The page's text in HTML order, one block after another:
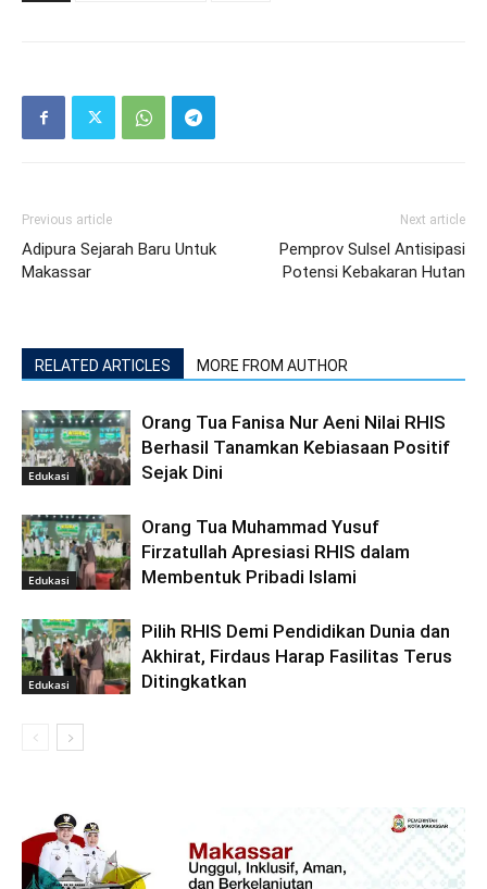
Previous article
Adipura Sejarah Baru Untuk
Makassar
Next article
Pemprov Sulsel Antisipasi
Potensi Kebakaran Hutan
RELATED ARTICLES MORE FROM AUTHOR
Edukasi
Orang Tua Fanisa Nur Aeni Nilai RHIS
Berhasil Tanamkan Kebiasaan Positif
Sejak Dini
Edukasi
Orang Tua Muhammad Yusuf
Firzatullah Apresiasi RHIS dalam
Membentuk Pribadi Islami
Edukasi
Pilih RHIS Demi Pendidikan Dunia dan
Akhirat, Firdaus Harap Fasilitas Terus
Ditingkatkan